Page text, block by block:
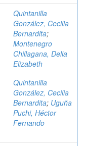
Quintanilla
González, Cecilia
Bernardita;
Montenegro
Chillagana, Delia
Elizabeth
Quintanilla
González, Cecilia
Bernardita; Uguña
Puchi, Héctor
Fernando